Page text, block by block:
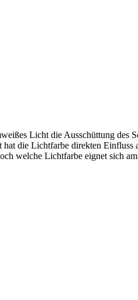
Licht die Ausschüttung des
die Lichtfarbe direkten Einfluss
welche Lichtfarbe eignet sich